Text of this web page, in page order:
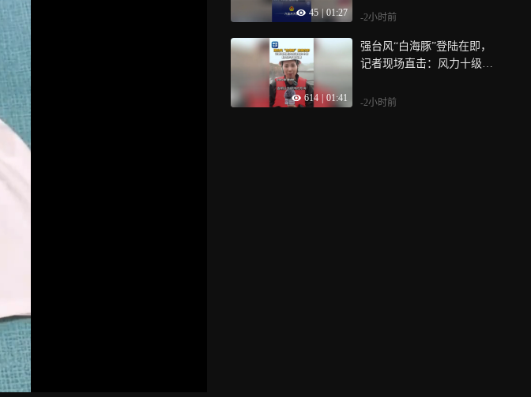
45 | 01:27 -2小时前
614 01:41
强台风“白海豚”登陆在即，
记者现场直击：风力十级、
-2小时前